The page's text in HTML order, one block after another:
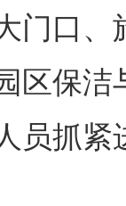
门口、
区保
员抓